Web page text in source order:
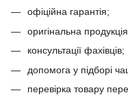
офіційна гарантія;
оригінальна
консультації фахівців;
допомога у підборі
перевірка товару